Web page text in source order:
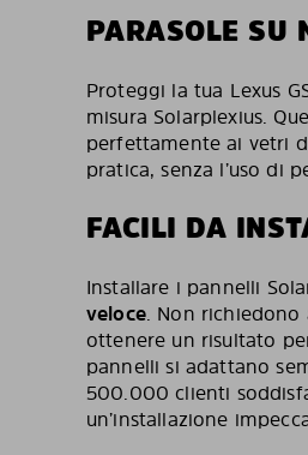
PARASOLE SU
Proteggi la tua Lexus
misura Solarplexius.
perfettamente ai vetri
pratica, senza l’uso di
FACILI DA
Installare i pannelli
veloce. Non richiedono
ottenere un risultato
pannelli si adattano
500.000 clienti
un’installazione